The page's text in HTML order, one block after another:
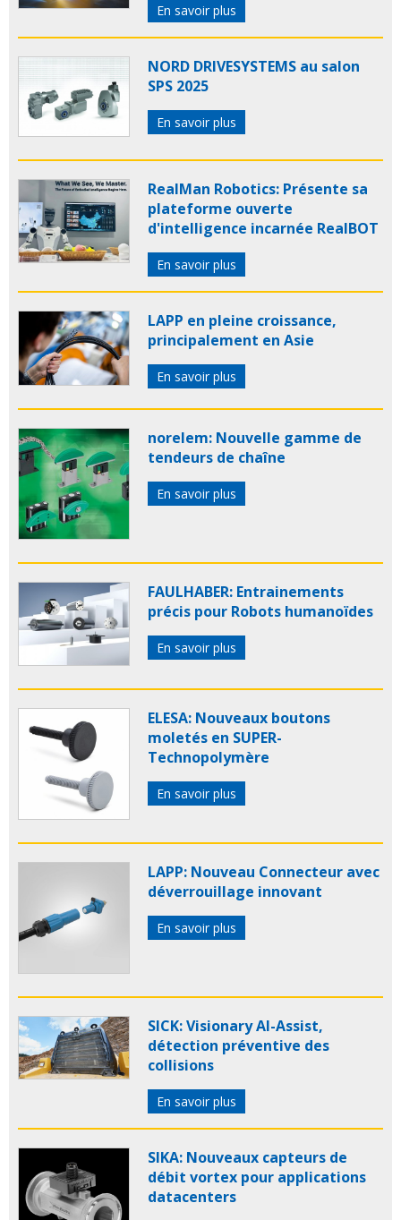
En savoir plus
NORD DRIVESYSTEMS au salon
SPS 2025
En savoir plus
RealMan Robotics: Présente sa
plateforme ouverte
d'intelligence incarnée RealBOT
En savoir plus
LAPP en pleine croissance,
principalement en Asie
En savoir plus
norelem: Nouvelle gamme de
tendeurs de chaîne
En savoir plus
FAULHABER: Entrainements
précis pour Robots humanoïdes
En savoir plus
ELESA: Nouveaux boutons
moletés en SUPER-
Technopolymère
En savoir plus
LAPP: Nouveau Connecteur avec
déverrouillage innovant
En savoir plus
SICK: Visionary AI-Assist,
détection préventive des
collisions
En savoir plus
SIKA: Nouveaux capteurs de
débit vortex pour applications
datacenters